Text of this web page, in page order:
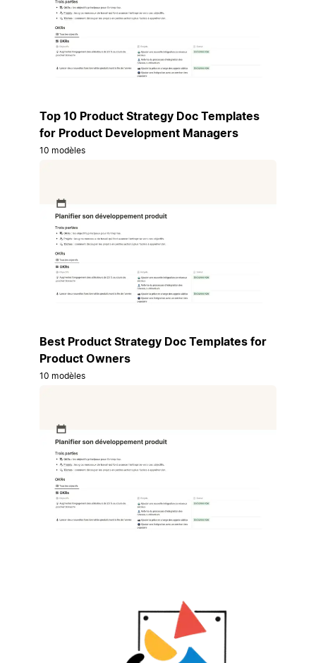
Top 10 Product Strategy Doc Templates
for Product Development Managers
10 modèles
Best Product Strategy Doc Templates for
Product Owners
10 modèles